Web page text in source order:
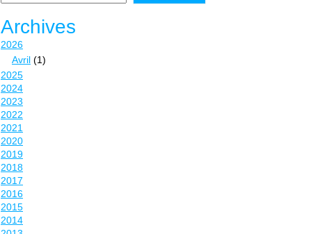
Archives
2026
Avril (1)
2025
2024
2023
2022
2021
2020
2019
2018
2017
2016
2015
2014